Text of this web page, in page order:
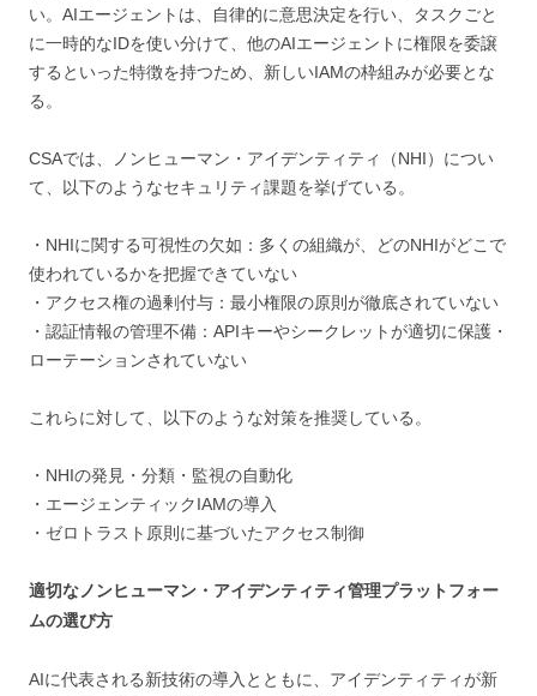
い。AIエージェントは、自律的に意思決定を行い、タスクごと
に一時的なIDを使い分けて、他のAIエージェントに権限を委譲
するといった特徴を持つため、新しいIAMの枠組みが必要とな
る。
CSAでは、ノンヒューマン・アイデンティティ（NHI）につい
て、以下のようなセキュリティ課題を挙げている。
・NHIに関する可視性の欠如：多くの組織が、どのNHIがどこで
使われているかを把握できていない
・アクセス権の過剰付与：最小権限の原則が徹底されていない
・認証情報の管理不備：APIキーやシークレットが適切に保護・
ローテーションされていない
これらに対して、以下のような対策を推奨している。
・NHIの発見・分類・監視の自動化
・エージェンティックIAMの導入
・ゼロトラスト原則に基づいたアクセス制御
適切なノンヒューマン・アイデンティティ管理プラットフォー
ムの選び方
AIに代表される新技術の導入とともに、アイデンティティが新